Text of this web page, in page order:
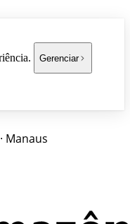
Gerenciar
· Manaus